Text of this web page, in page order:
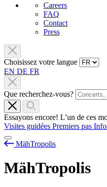
Careers
FAQ
Contact
Press
Choisissez votre langue
EN DE FR
Que recherchez-vous?
Essayons encore! L’un de ces
Visites guidées Premiers pas
MähTropolis
MähTropolis